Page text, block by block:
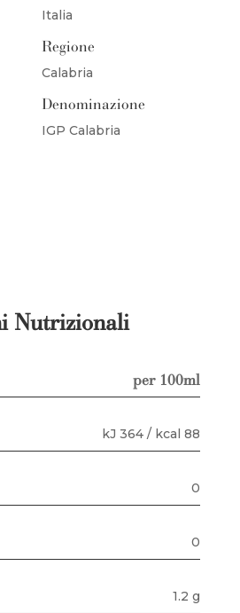
Italia
Regione
Calabria
Denominazione
IGP Calabria
Nutrizionali
per 100ml
kJ 364 / kcal 88
0
0
1.2 g